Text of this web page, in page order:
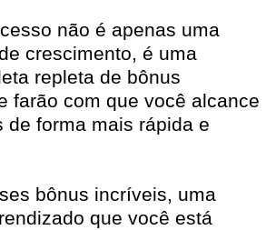
não é apenas uma
crescimento, é uma
repleta de bônus
farão com que você alcance
de forma mais rápida e
bônus incríveis, uma
que você está